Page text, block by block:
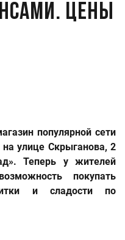
Цены
популярной сети
улице Скрыганова, 2
Теперь у жителей
покупать
и сладости по